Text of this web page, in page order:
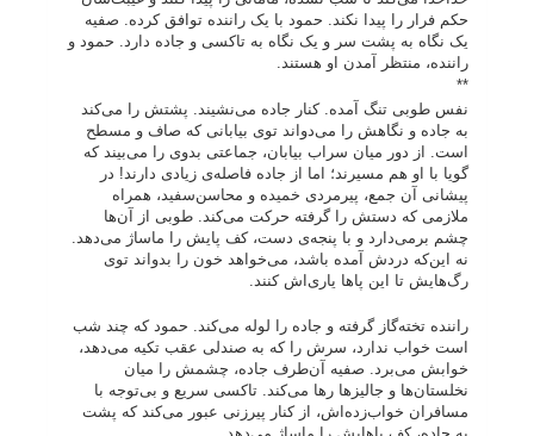
حکم فرار را پیدا نکند. حمود با یک راننده توافق کرده. صفیه
یک نگاه به پشت سر و یک نگاه به تاکسی و جاده دارد. حمود و
راننده، منتظر آمدن او هستند.
**
نفس طوبی تنگ آمده. کنار جاده می‌نشیند. پشتش را می‌کند
به جاده و نگاهش را می‌دواند توی بیابانی که صاف و مسطح
است. از دور میان سراب بیابان، جماعتی بدوی را می‌بیند که
گویا با او هم مسیرند؛ اما از جاده فاصله‌ی زیادی دارند! در
پیشانی آن جمع، پیرمردی خمیده و محاسن‌سفید، همراه
ملازمی که دستش را گرفته حرکت می‌کند. طوبی از آن‌ها
چشم برمی‌دارد و با پنجه‌ی دست، کف پایش را ماساژ می‌دهد.
نه این‌که دردش آمده باشد، می‌خواهد خون را بدواند توی
رگ‌هایش تا این پاها یاری‌اش کنند.
راننده تخته‌گاز گرفته و جاده را لوله می‌کند. حمود که چند شب
است خواب ندارد، سرش را که به صندلی عقب تکیه می‌دهد،
خوابش می‌برد. صفیه آن‌طرف جاده، چشمش را میان
نخلستان‌ها و جالیزها رها می‌کند. تاکسی سریع و بی‌توجه با
مسافران خواب‌زده‌اش، از کنار پیرزنی عبور می‌کند که پشت